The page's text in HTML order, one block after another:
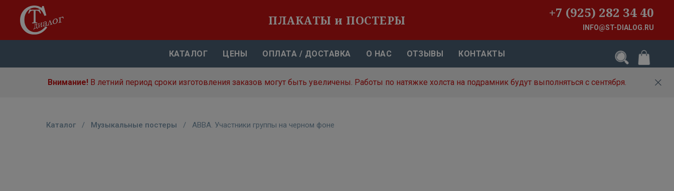
ПЛАКАТЫ и ПОСТЕРЫ +7 (925) 282 34 40
INFO@ST-DIALOG.RU
КАТАЛОГ ЦЕНЫ ОПЛАТА / ДОСТАВКА О НАС ОТЗЫВЫ КОНТАКТЫ
Внимание! В летний период сроки изготовления заказов могут быть увеличены. Работы по натяжке холста на подрамник будут выполняться с сентября.
Каталог / Музыкальные постеры / ABBA. Участники группы на черном фоне